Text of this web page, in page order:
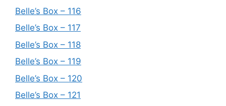
Belle’s Box – 116
Belle’s Box – 117
Belle’s Box – 118
Belle’s Box – 119
Belle’s Box – 120
Belle’s Box – 121